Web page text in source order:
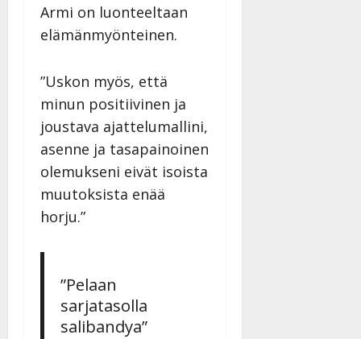
Armi on luonteeltaan
elämänmyönteinen.
”Uskon myös, että
minun positiivinen ja
joustava ajattelumallini,
asenne ja tasapainoinen
olemukseni eivät isoista
muutoksista enää
horju.”
”Pelaan
sarjatasolla
salibandya”